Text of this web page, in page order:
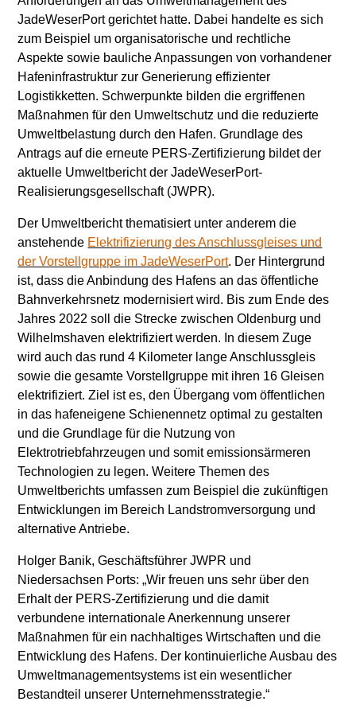
JadeWeserPort gerichtet hatte. Dabei handelte es sich
zum Beispiel um organisatorische und rechtliche
Aspekte sowie bauliche Anpassungen von vorhandener
Hafeninfrastruktur zur Generierung effizienter
Logistikketten. Schwerpunkte bilden die ergriffenen
Maßnahmen für den Umweltschutz und die reduzierte
Umweltbelastung durch den Hafen. Grundlage des
Antrags auf die erneute PERS-Zertifizierung bildet der
aktuelle Umweltbericht der JadeWeserPort-
Realisierungsgesellschaft (JWPR).
Der Umweltbericht thematisiert unter anderem die
anstehende Elektrifizierung des Anschlussgleises und
der Vorstellgruppe im JadeWeserPort. Der Hintergrund
ist, dass die Anbindung des Hafens an das öffentliche
Bahnverkehrsnetz modernisiert wird. Bis zum Ende des
Jahres 2022 soll die Strecke zwischen Oldenburg und
Wilhelmshaven elektrifiziert werden. In diesem Zuge
wird auch das rund 4 Kilometer lange Anschlussgleis
sowie die gesamte Vorstellgruppe mit ihren 16 Gleisen
elektrifiziert. Ziel ist es, den Übergang vom öffentlichen
in das hafeneigene Schienennetz optimal zu gestalten
und die Grundlage für die Nutzung von
Elektrotriebfahrzeugen und somit emissionsärmeren
Technologien zu legen. Weitere Themen des
Umweltberichts umfassen zum Beispiel die zukünftigen
Entwicklungen im Bereich Landstromversorgung und
alternative Antriebe.
Holger Banik, Geschäftsführer JWPR und
Niedersachsen Ports: „Wir freuen uns sehr über den
Erhalt der PERS-Zertifizierung und die damit
verbundene internationale Anerkennung unserer
Maßnahmen für ein nachhaltiges Wirtschaften und die
Entwicklung des Hafens. Der kontinuierliche Ausbau des
Umweltmanagementsystems ist ein wesentlicher
Bestandteil unserer Unternehmensstrategie.“